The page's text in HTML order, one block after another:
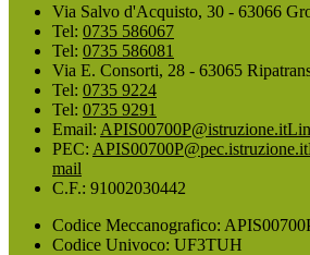
Via Salvo d'Acquisto, 30 - 63066
Tel: 0735 586067
Tel: 0735 586081
Via E. Consorti, 28 - 63065
Tel: 0735 9224
Tel: 0735 9291
Email: APIS00700P@istruzione.it
PEC: APIS00700P@pec.istruzione.it
mail
C.F.: 91002030442
Codice Meccanografico:
Codice Univoco: UF3TUH